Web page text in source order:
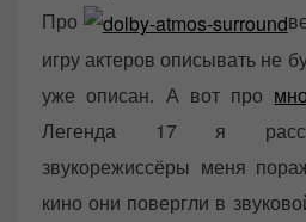
Про
игру актеров описывать не
уже описан. А вот про
Легенда 17 я
звукорежиссёры меня
кино они повергли в